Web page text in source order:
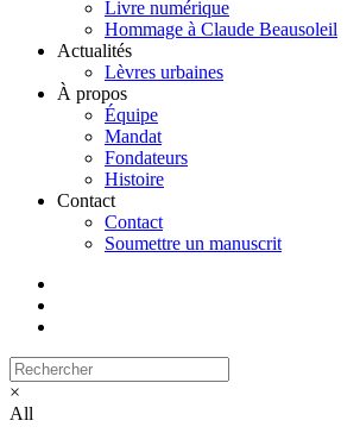
Livre numérique
Hommage à Claude Beausoleil
Actualités
Lèvres urbaines
À propos
Équipe
Mandat
Fondateurs
Histoire
Contact
Contact
Soumettre un manuscrit
×
All